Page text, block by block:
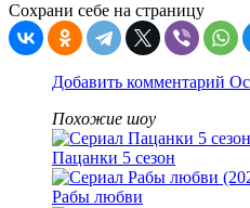
Сохрани себе на страницу
Добавить комментарий
Похожие шоу
Пацанки 5 сезон
Рабы любви